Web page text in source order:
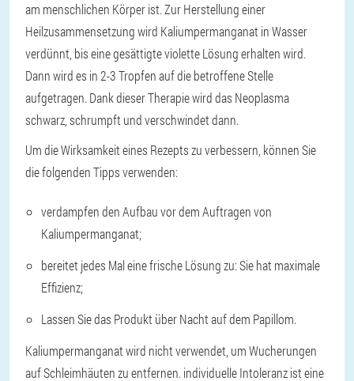
am menschlichen Körper ist. Zur Herstellung einer
Heilzusammensetzung wird Kaliumpermanganat in Wasser
verdünnt, bis eine gesättigte violette Lösung erhalten wird.
Dann wird es in 2-3 Tropfen auf die betroffene Stelle
aufgetragen. Dank dieser Therapie wird das Neoplasma
schwarz, schrumpft und verschwindet dann.
Um die Wirksamkeit eines Rezepts zu verbessern, können Sie
die folgenden Tipps verwenden:
verdampfen den Aufbau vor dem Auftragen von
Kaliumpermanganat;
bereitet jedes Mal eine frische Lösung zu: Sie hat maximale
Effizienz;
Lassen Sie das Produkt über Nacht auf dem Papillom.
Kaliumpermanganat wird nicht verwendet, um Wucherungen
auf Schleimhäuten zu entfernen. individuelle Intoleranz ist eine